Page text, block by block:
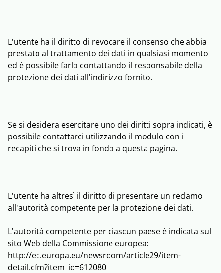
L'utente ha il diritto di revocare il consenso che abbia
prestato al trattamento dei dati in qualsiasi momento
ed è possibile farlo contattando il responsabile della
protezione dei dati all'indirizzo fornito.
Se si desidera esercitare uno dei diritti sopra indicati, è
possibile contattarci utilizzando il modulo con i
recapiti che si trova in fondo a questa pagina.
L'utente ha altresì il diritto di presentare un reclamo
all'autorità competente per la protezione dei dati.
L'autorità competente per ciascun paese è indicata sul
sito Web della Commissione europea:
http://ec.europa.eu/newsroom/article29/item-
detail.cfm?item_id=612080